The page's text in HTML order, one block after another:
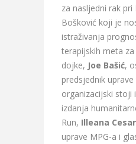
za nasljedni rak
Bošković koji je
istraživanja
terapijskih meta
dojke, Joe Bašić,
predsjednik
organizacijski stoji
izdanja
Run, Illeana
uprave MPG-a i